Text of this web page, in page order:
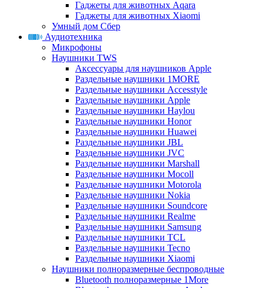
Гаджеты для животных Aqara
Гаджеты для животных Xiaomi
Умный дом Сбер
Аудиотехника
Микрофоны
Наушники TWS
Аксессуары для наушников Apple
Раздельные наушники 1MORE
Раздельные наушники Accesstyle
Раздельные наушники Apple
Раздельные наушники Haylou
Раздельные наушники Honor
Раздельные наушники Huawei
Раздельные наушники JBL
Раздельные наушники JVC
Раздельные наушники Marshall
Раздельные наушники Mocoll
Раздельные наушники Motorola
Раздельные наушники Nokia
Раздельные наушники Soundcore
Раздельные наушники Realme
Раздельные наушники Samsung
Раздельные наушники TCL
Раздельные наушники Tecno
Раздельные наушники Xiaomi
Наушники полноразмерные беспроводные
Bluetooth полноразмерные 1More